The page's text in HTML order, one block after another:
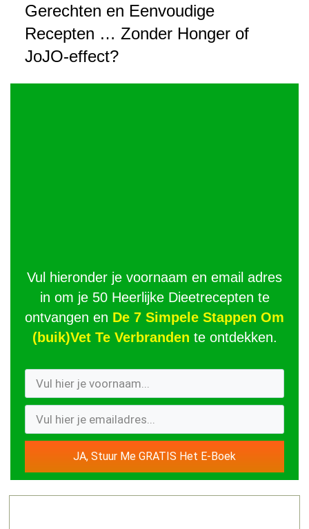
Gerechten en Eenvoudige
Recepten … Zonder Honger of
JoJO-effect?
Vul hieronder je voornaam en email adres
in om je 50 Heerlijke Dieetrecepten te
ontvangen en De 7 Simpele Stappen Om
(buik)Vet Te Verbranden te ontdekken.
JA, Stuur Me GRATIS Het E-Boek